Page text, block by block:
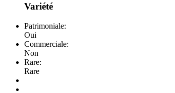
Variété
Patrimoniale:
Oui
Commerciale:
Non
Rare:
Rare